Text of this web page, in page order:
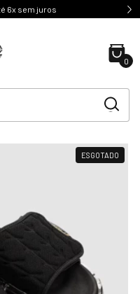
6x sem juros
0
ESGOTADO